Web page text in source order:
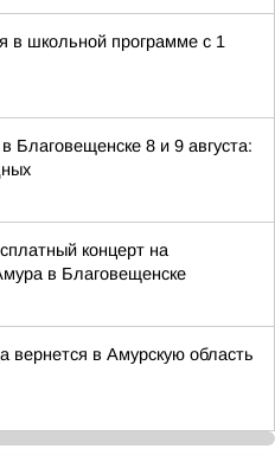
в школьной программе с 1
Благовещенске 8 и 9 августа:
концерт на
в Благовещенске
вернется в Амурскую область